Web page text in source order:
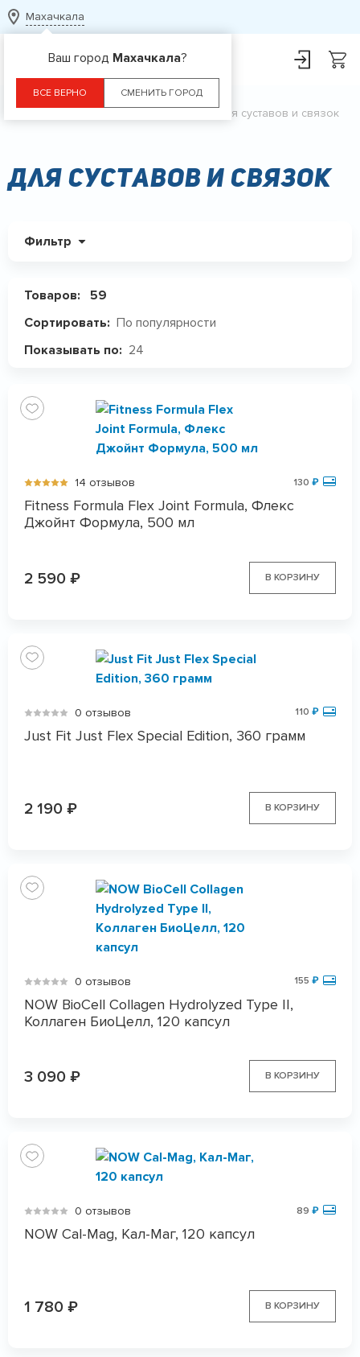
Махачкала
Ваш город Махачкала?
ВСЕ ВЕРНО СМЕНИТЬ ГОРОД
Для суставов и связок
Для суставов и связок
Фильтр
Товаров:
59
Сортировать: По популярности
Показывать по: 24
14 отзывов 130 ₽
Fitness Formula Flex Joint Formula, Флекс
Джойнт Формула, 500 мл
2 590 ₽ В КОРЗИНУ
0 отзывов 110 ₽
Just Fit Just Flex Special Edition, 360 грамм
2 190 ₽ В КОРЗИНУ
0 отзывов 155 ₽
NOW BioCell Collagen Hydrolyzed Type II,
Коллаген БиоЦелл, 120 капсул
3 090 ₽ В КОРЗИНУ
0 отзывов 89 ₽
NOW Cal-Mag, Кал-Маг, 120 капсул
1 780 ₽ В КОРЗИНУ